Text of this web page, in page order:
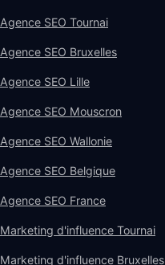
Agence SEO Tournai
Agence SEO Bruxelles
Agence SEO Lille
Agence SEO Mouscron
Agence SEO Wallonie
Agence SEO Belgique
Agence SEO France
Marketing d'influence Tournai
Marketing d'influence Bruxelles